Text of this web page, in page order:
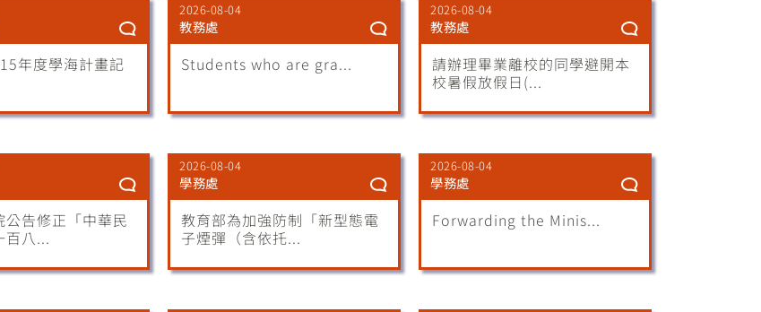
年度學海計畫記
2026-08-04
教務處
Students who are gra...
2026-08-04
教務處
請辦理畢業離校的同學避開本
校暑假放假日(...
公告修正「中華民
百八...
2026-08-04
學務處
教育部為加強防制「新型態電
子煙彈（含依托...
2026-08-04
學務處
Forwarding the Minis...